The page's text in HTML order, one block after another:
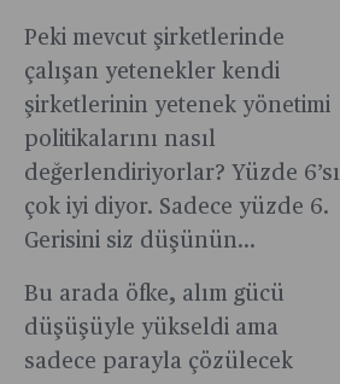
Peki mevcut şirketlerinde
çalışan yetenekler kendi
şirketlerinin yetenek yönetimi
politikalarını nasıl
değerlendiriyorlar? Yüzde 6’sı
çok iyi diyor. Sadece yüzde 6.
Gerisini siz düşünün...
Bu arada öfke, alım gücü
düşüşüyle yükseldi ama
sadece parayla çözülecek